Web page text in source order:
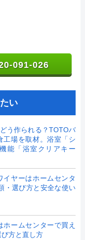
091-026
い
う作られる？TOTOバ
工場を取材。浴室「シ
能「浴室クリアキー
イヤーはホームセンタ
・選び方と安全な使い
ホームセンターで買え
方と直し方